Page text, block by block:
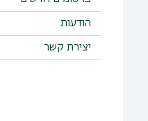
הודעות
יצירת קשר